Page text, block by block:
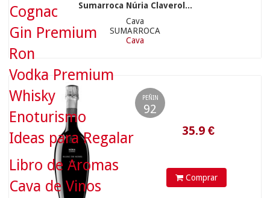
Sumarroca Núria Claverol...
Cava
SUMARROCA
Cava
PEÑIN
92
Comprar
36.9€
Cognac
Gin Premium
Ron
Vodka Premium
Whisky
Enoturismo
Ideas para Regalar
Libro de Aromas
Cava de Vinos